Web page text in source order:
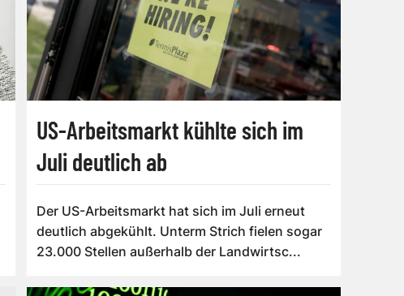
US-Arbeitsmarkt kühlte sich im
Juli deutlich ab
Der US-Arbeitsmarkt hat sich im Juli erneut
deutlich abgekühlt. Unterm Strich fielen sogar
23.000 Stellen außerhalb der Landwirtsc...